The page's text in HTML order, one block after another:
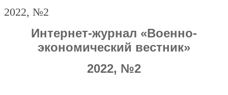
2022, №2
Интернет-журнал «Военно-
экономический вестник»
2022, №2